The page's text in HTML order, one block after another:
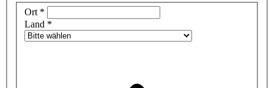
Ort *
Land *